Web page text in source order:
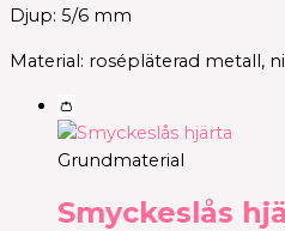
Djup: 5/6 mm
Material: rosépläterad metall,
👛
Grundmaterial
Smyckeslås